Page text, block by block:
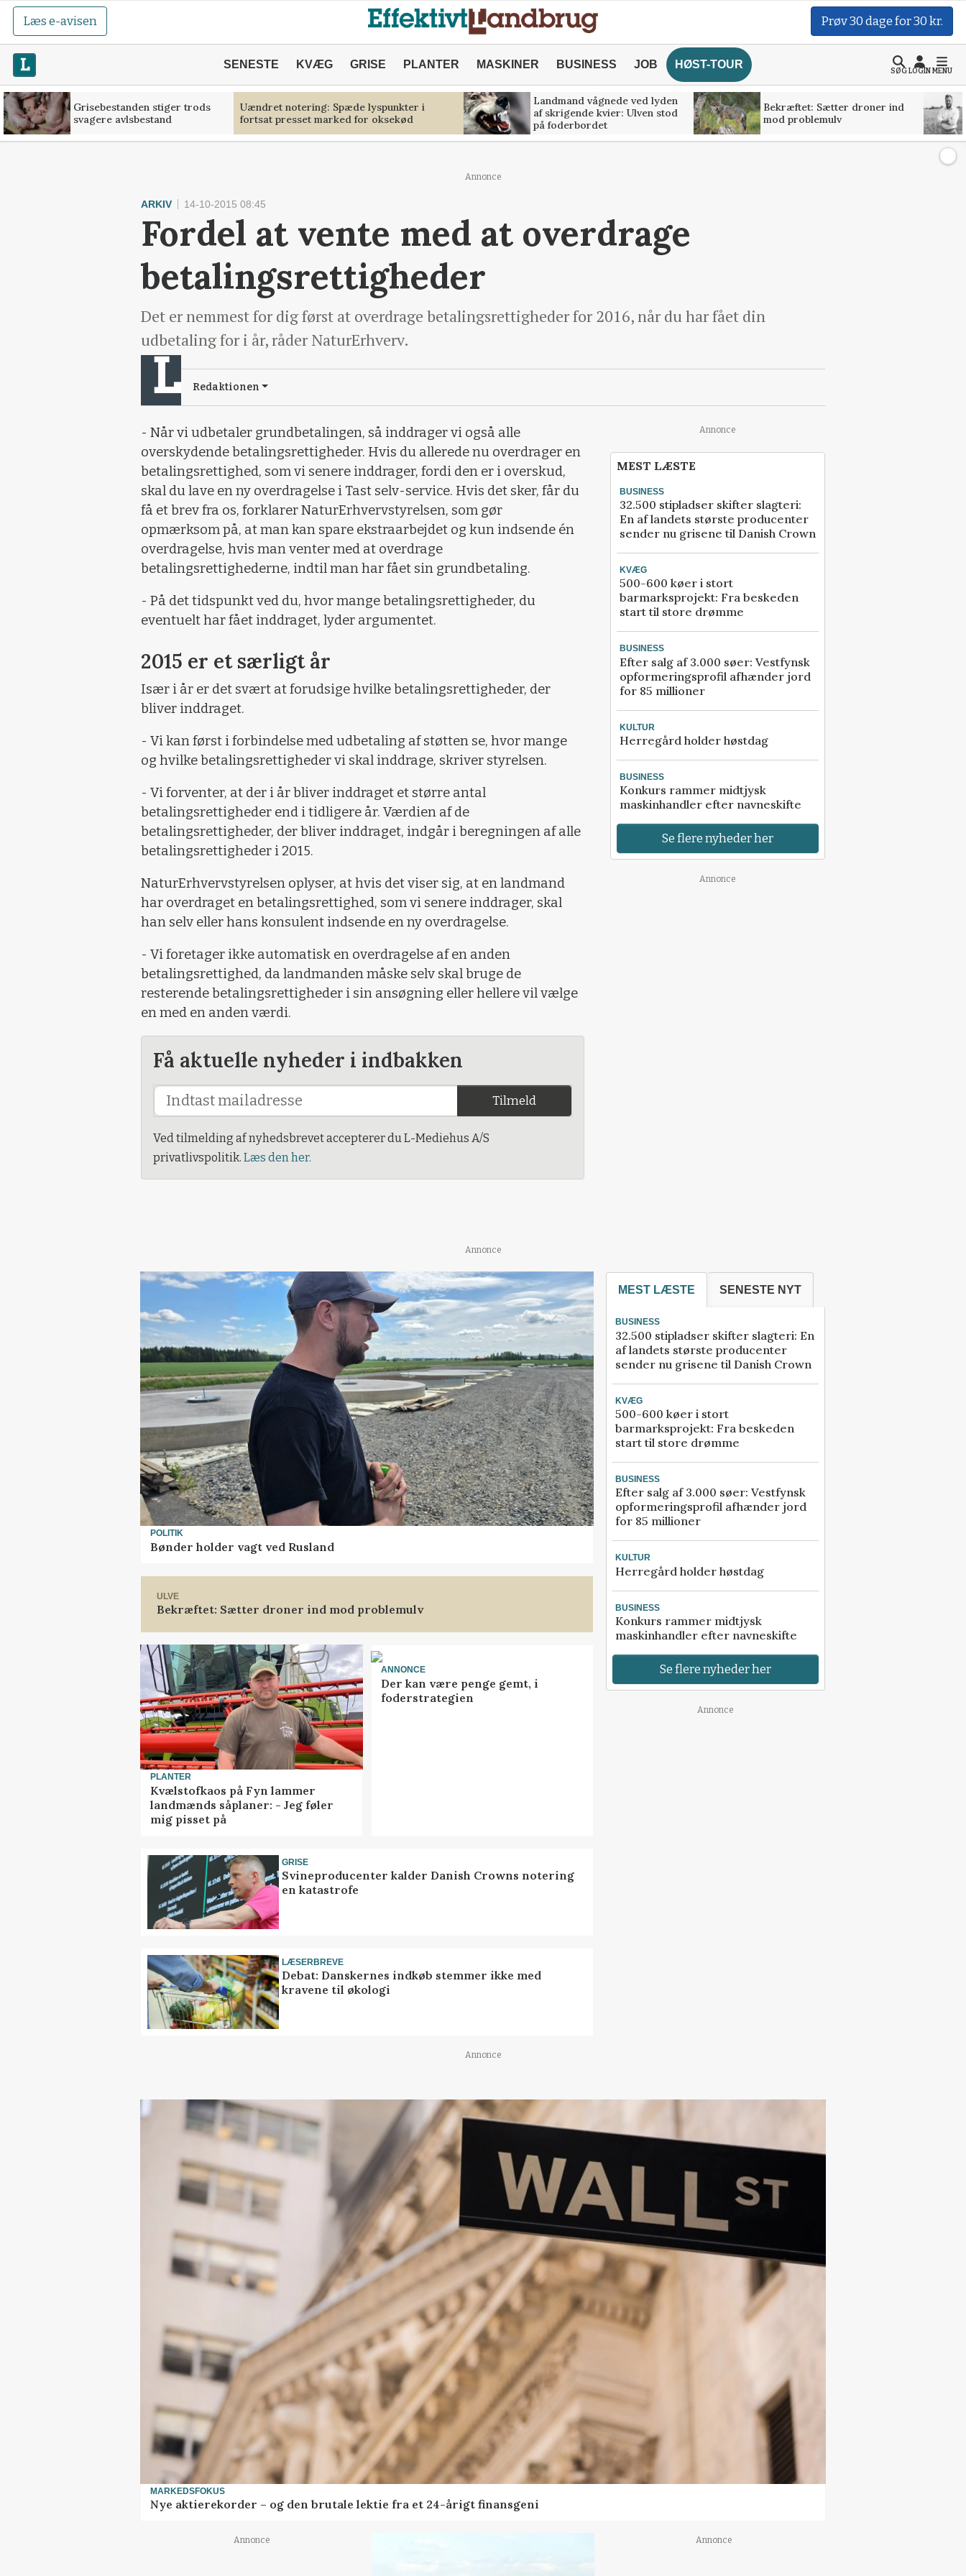
Læs e-avisen Prøv 30 dage for 30 kr.
SENESTE KVÆG GRISE PLANTER MASKINER BUSINESS JOB HØST-TOUR
SØGLOGINMENU
Grisebestanden stiger trods
svagere avlsbestand
Uændret notering: Spæde lyspunkter i
fortsat presset marked for oksekød
Landmand vågnede ved lyden
af skrigende kvier: Ulven stod
på foderbordet
Bekræftet: Sætter droner ind
mod problemulv
Annonce
ARKIV 14-10-2015 08:45
Fordel at vente med at overdrage
betalingsrettigheder
Det er nemmest for dig først at overdrage betalingsrettigheder for 2016, når du har fået din
udbetaling for i år, råder NaturErhverv.
Redaktionen
- Når vi udbetaler grundbetalingen, så inddrager vi også alle
overskydende betalingsrettigheder. Hvis du allerede nu overdrager en
betalingsrettighed, som vi senere inddrager, fordi den er i overskud,
skal du lave en ny overdragelse i Tast selv-service. Hvis det sker, får du
få et brev fra os, forklarer NaturErhvervstyrelsen, som gør
opmærksom på, at man kan spare ekstraarbejdet og kun indsende én
overdragelse, hvis man venter med at overdrage
betalingsrettighederne, indtil man har fået sin grundbetaling.
- På det tidspunkt ved du, hvor mange betalingsrettigheder, du
eventuelt har fået inddraget, lyder argumentet.
2015 er et særligt år
Især i år er det svært at forudsige hvilke betalingsrettigheder, der
bliver inddraget.
- Vi kan først i forbindelse med udbetaling af støtten se, hvor mange
og hvilke betalingsrettigheder vi skal inddrage, skriver styrelsen.
- Vi forventer, at der i år bliver inddraget et større antal
betalingsrettigheder end i tidligere år. Værdien af de
betalingsrettigheder, der bliver inddraget, indgår i beregningen af alle
betalingsrettigheder i 2015.
NaturErhvervstyrelsen oplyser, at hvis det viser sig, at en landmand
har overdraget en betalingsrettighed, som vi senere inddrager, skal
han selv eller hans konsulent indsende en ny overdragelse.
- Vi foretager ikke automatisk en overdragelse af en anden
betalingsrettighed, da landmanden måske selv skal bruge de
resterende betalingsrettigheder i sin ansøgning eller hellere vil vælge
en med en anden værdi.
Få aktuelle nyheder i indbakken
Tilmeld
Ved tilmelding af nyhedsbrevet accepterer du L-Mediehus A/S
privatlivspolitik. Læs den her.
Annonce
MEST LÆSTE
BUSINESS
32.500 stipladser skifter slagteri:
En af landets største producenter
sender nu grisene til Danish Crown
KVÆG
500-600 køer i stort
barmarksprojekt: Fra beskeden
start til store drømme
BUSINESS
Efter salg af 3.000 søer: Vestfynsk
opformeringsprofil afhænder jord
for 85 millioner
KULTUR
Herregård holder høstdag
BUSINESS
Konkurs rammer midtjysk
maskinhandler efter navneskifte
Se flere nyheder her
Annonce
Annonce
POLITIK
Bønder holder vagt ved Rusland
ULVE
Bekræftet: Sætter droner ind mod problemulv
PLANTER
Kvælstofkaos på Fyn lammer
landmænds såplaner: - Jeg føler
mig pisset på
ANNONCE
Der kan være penge gemt, i
foderstrategien
GRISE
Svineproducenter kalder Danish Crowns notering
en katastrofe
LÆSERBREVE
Debat: Danskernes indkøb stemmer ikke med
kravene til økologi
MEST LÆSTE SENESTE NYT
BUSINESS
32.500 stipladser skifter slagteri: En
af landets største producenter
sender nu grisene til Danish Crown
KVÆG
500-600 køer i stort
barmarksprojekt: Fra beskeden
start til store drømme
BUSINESS
Efter salg af 3.000 søer: Vestfynsk
opformeringsprofil afhænder jord
for 85 millioner
KULTUR
Herregård holder høstdag
BUSINESS
Konkurs rammer midtjysk
maskinhandler efter navneskifte
Se flere nyheder her
Annonce
Annonce
MARKEDSFOKUS
Nye aktierekorder – og den brutale lektie fra et 24-årigt finansgeni
Annonce Annonce